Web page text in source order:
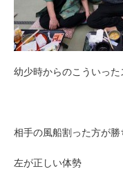
幼少時からのこういっ
相手の風船割った方が勝
左が正しい体勢